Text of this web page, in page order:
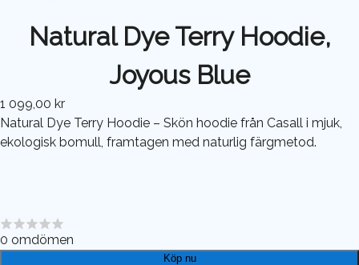
Natural Dye Terry Hoodie,
Joyous Blue
1 099,00 kr
Natural Dye Terry Hoodie – Skön hoodie från Casall i mjuk,
ekologisk bomull, framtagen med naturlig färgmetod.
0 omdömen
Köp nu